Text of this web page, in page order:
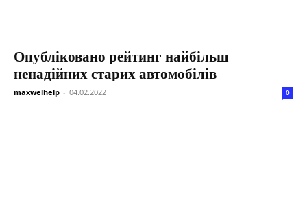
Опубліковано рейтинг найбільш
ненадійних старих автомобілів
maxwelhelp - 04.02.2022 0